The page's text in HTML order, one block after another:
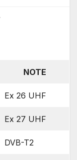
NOTE
Ex 26 UHF
Ex 27 UHF
DVB-T2